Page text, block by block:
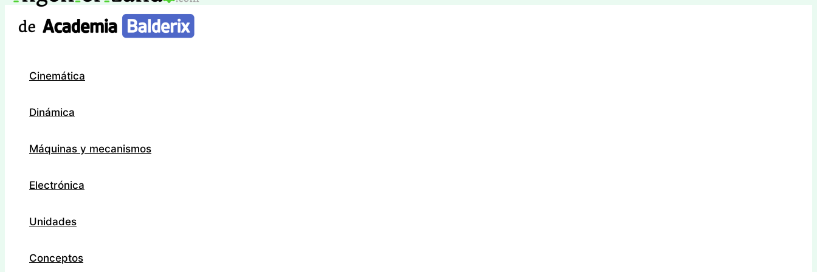
contenido
Cinemática
Dinámica
Máquinas y mecanismos
Electrónica
Unidades
Conceptos